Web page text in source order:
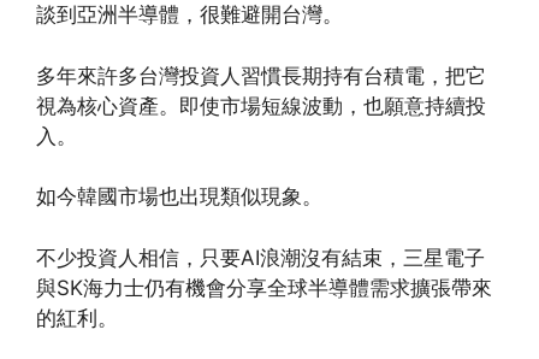
談到亞洲半導體，很難避開台灣。
多年來許多台灣投資人習慣長期持有台積電，把它
視為核心資產。即使市場短線波動，也願意持續投
入。
如今韓國市場也出現類似現象。
不少投資人相信，只要AI浪潮沒有結束，三星電子
與SK海力士仍有機會分享全球半導體需求擴張帶來
的紅利。